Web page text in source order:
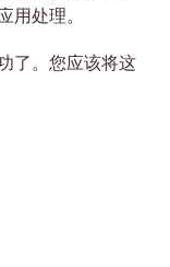
处理。
了。您应该将这